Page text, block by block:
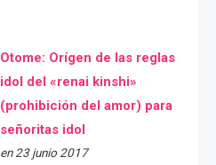
Otome: Orígen de las reglas
idol del «renai kinshi»
(prohibición del amor) para
señoritas idol
en 23 junio 2017